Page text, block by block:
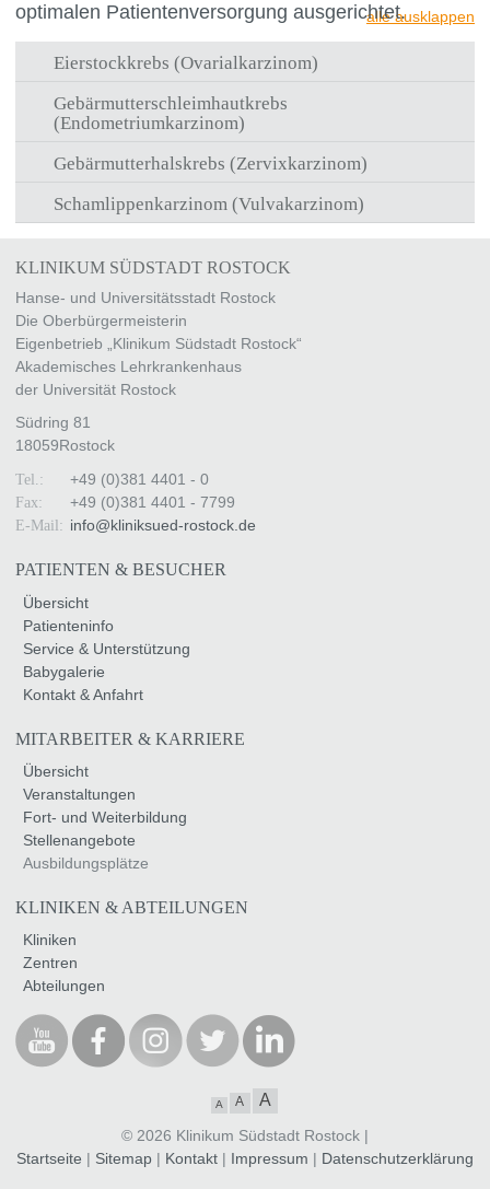
optimalen Patientenversorgung ausgerichtet.alle ausklappen
Eierstockkrebs (Ovarialkarzinom)
Gebärmutterschleimhautkrebs
(Endometriumkarzinom)
Gebärmutterhalskrebs (Zervixkarzinom)
Schamlippenkarzinom (Vulvakarzinom)
KLINIKUM SÜDSTADT ROSTOCK
Hanse- und Universitätsstadt Rostock
Die Oberbürgermeisterin
Eigenbetrieb „Klinikum Südstadt Rostock“
Akademisches Lehrkrankenhaus
der Universität Rostock
Südring 81
18059Rostock
Tel.: +49 (0)381 4401 - 0
Fax: +49 (0)381 4401 - 7799
E-Mail: info@kliniksued-rostock de
PATIENTEN & BESUCHER
Übersicht
Patienteninfo
Service & Unterstützung
Babygalerie
Kontakt & Anfahrt
MITARBEITER & KARRIERE
Übersicht
Veranstaltungen
Fort- und Weiterbildung
Stellenangebote
Ausbildungsplätze
KLINIKEN & ABTEILUNGEN
Kliniken
Zentren
Abteilungen
A A A
© 2026 Klinikum Südstadt Rostock |
Startseite | Sitemap | Kontakt | Impressum | Datenschutzerklärung